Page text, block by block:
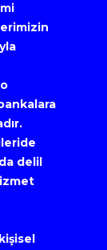
delil